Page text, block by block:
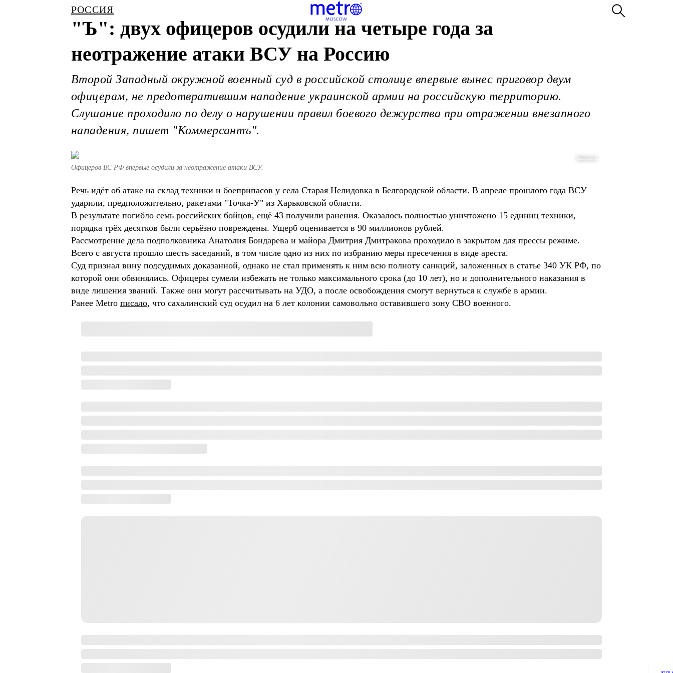
РОССИЯ
"Ъ": двух офицеров осудили на четыре года за
неотражение атаки ВСУ на Россию
Второй Западный окружной военный суд в российской столице впервые вынес приговор двум
офицерам, не предотвратившим нападение украинской армии на российскую территорию.
Слушание проходило по делу о нарушении правил боевого дежурства при отражении внезапного
нападения, пишет "Коммерсантъ".
Офицеров ВС РФ впервые осудили за неотражение атаки ВСУ.
Речь идёт об атаке на склад техники и боеприпасов у села Старая Нелидовка в Белгородской области. В апреле прошлого года ВСУ
ударили, предположительно, ракетами "Точка-У" из Харьковской области.
В результате погибло семь российских бойцов, ещё 43 получили ранения. Оказалось полностью уничтожено 15 единиц техники,
порядка трёх десятков были серьёзно повреждены. Ущерб оценивается в 90 миллионов рублей.
Рассмотрение дела подполковника Анатолия Бондарева и майора Дмитрия Дмитракова проходило в закрытом для прессы режиме.
Всего с августа прошло шесть заседаний, в том числе одно из них по избранию меры пресечения в виде ареста.
Суд признал вину подсудимых доказанной, однако не стал применять к ним всю полноту санкций, заложенных в статье 340 УК РФ, по
которой они обвинялись. Офицеры сумели избежать не только максимального срока (до 10 лет), но и дополнительного наказания в
виде лишения званий. Также они могут рассчитывать на УДО, а после освобождения смогут вернуться к службе в армии.
Ранее Metro писало, что сахалинский суд осудил на 6 лет колонии самовольно оставившего зону СВО военного.